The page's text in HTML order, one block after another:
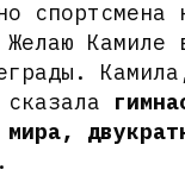
спортсмена
Камиле
мира,
.